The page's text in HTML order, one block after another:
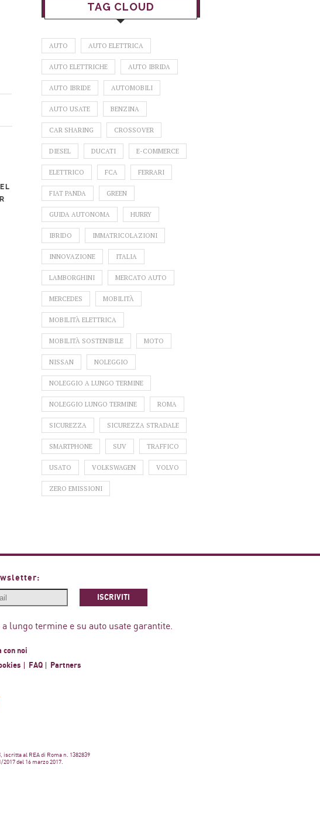
NEW MOBILITY:
MERCATO DELLE
ASSICURAZIONI INSEGUE
L’INNOVAZIONE
AUTO ABBANDONATE:
REGOLE E SOLUZIONI
TAG CLOUD
AUTO AUTO ELETTRICA
AUTO ELETTRICHE AUTO IBRIDA
AUTO IBRIDE AUTOMOBILI
AUTO USATE BENZINA
CAR SHARING CROSSOVER
DIESEL DUCATI E-COMMERCE
ELETTRICO FCA FERRARI
FIAT PANDA GREEN
GUIDA AUTONOMA HURRY
IBRIDO IMMATRICOLAZIONI
INNOVAZIONE ITALIA
LAMBORGHINI MERCATO AUTO
MERCEDES MOBILITÀ
MOBILITÀ ELETTRICA
MOBILITÀ SOSTENIBILE MOTO
NISSAN NOLEGGIO
NOLEGGIO A LUNGO TERMINE
NOLEGGIO LUNGO TERMINE ROMA
SICUREZZA SICUREZZA STRADALE
SMARTPHONE SUV TRAFFICO
USATO VOLKSWAGEN VOLVO
ZERO EMISSIONI
ISCRIVITI
lungo termine e su auto usate garantite.
con noi
FAQ Partners
iscritta al REA di Roma n. 1382839
del 16 marzo 2017.